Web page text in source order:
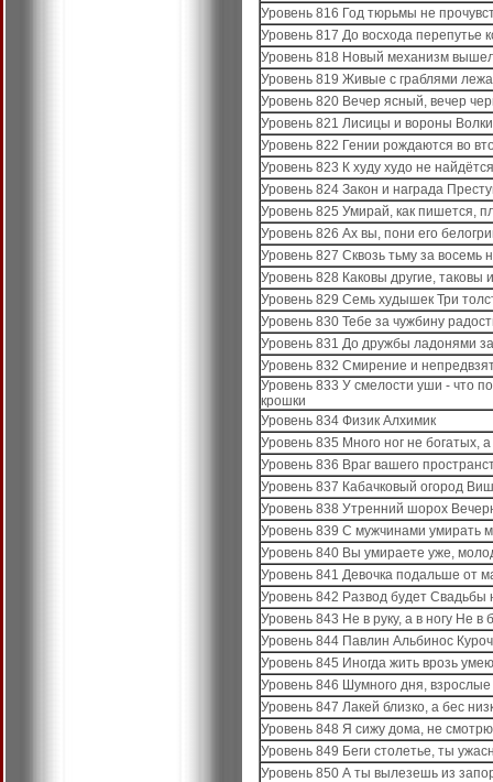
Уровень 816 Год тюрьмы не
Уровень 817 До восхода перепутье
Уровень 818 Новый механизм
Уровень 819 Живые с граблями
Уровень 820 Вечер ясный, вечер
Уровень 821 Лисицы и вороны
Уровень 822 Гении рождаются во
Уровень 823 К худу худо не
Уровень 824 Закон и награда
Уровень 825 Умирай, как пишется,
Уровень 826 Ах вы, пони его
Уровень 827 Сквозь тьму за восемь
Уровень 828 Каковы другие, таковы
Уровень 829 Семь худышек Три
Уровень 830 Тебе за чужбину
Уровень 831 До дружбы ладонями
Уровень 832 Смирение и
Уровень 833 У смелости уши - что
крошки
Уровень 834 Физик Алхимик
Уровень 835 Много ног не богатых,
Уровень 836 Враг вашего
Уровень 837 Кабачковый огород
Уровень 838 Утренний шорох
Уровень 839 С мужчинами умирать
Уровень 840 Вы умираете уже,
Уровень 841 Девочка подальше от
Уровень 842 Развод будет Свадьбы
Уровень 843 Не в руку, а в ногу Не в
Уровень 844 Павлин Альбинос
Уровень 845 Иногда жить врозь
Уровень 846 Шумного дня,
Уровень 847 Лакей близко, а бес
Уровень 848 Я сижу дома, не
Уровень 849 Беги столетье, ты
Уровень 850 А ты вылезешь из